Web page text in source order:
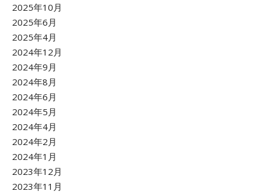
2025年10月
2025年6月
2025年4月
2024年12月
2024年9月
2024年8月
2024年6月
2024年5月
2024年4月
2024年2月
2024年1月
2023年12月
2023年11月